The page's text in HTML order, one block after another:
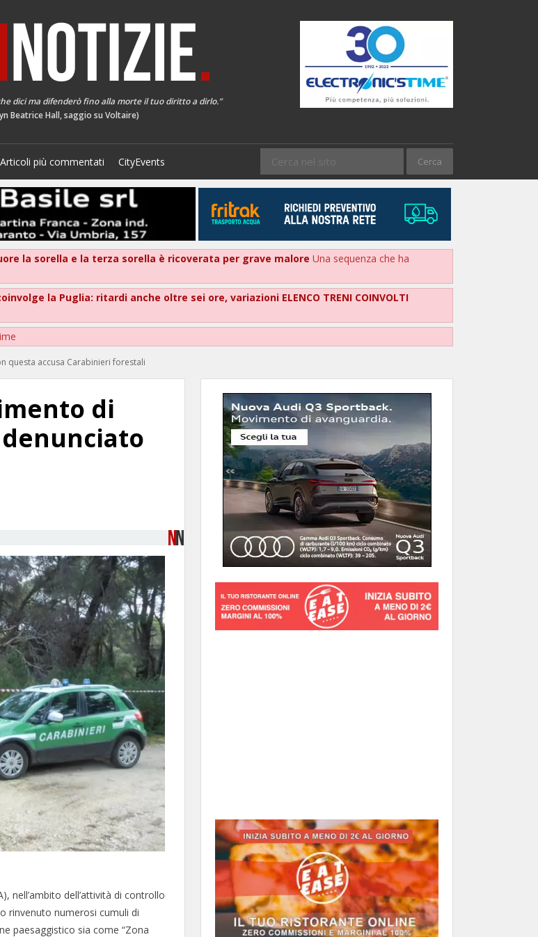
dici ma difenderò fino alla morte il tuo diritto a dirlo.”
Beatrice Hall, saggio su Voltaire)
Articoli più commentati CityEvents
la sorella e la terza sorella è ricoverata per grave malore Una sequenza che ha
la Puglia: ritardi anche oltre sei ore, variazioni ELENCO TRENI COINVOLTI
questa accusa Carabinieri forestali
di
nell’ambito dell’attività di controllo
rinvenuto numerosi cumuli di
paesaggistico sia come “Zona